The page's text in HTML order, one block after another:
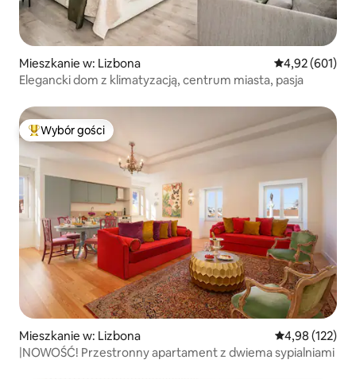
Mieszkanie w: Lizbona Średnia
4,92 (601)
Elegancki dom z klimatyzacją, centrum miasta, pasja
Najpopularniejsze z kategorii Wybór gości
Wybór gości
Mieszkanie w: Lizbona Średnia
4,98 (122)
|NOWOŚĆ! Przestronny apartament z dwiema sypialniami